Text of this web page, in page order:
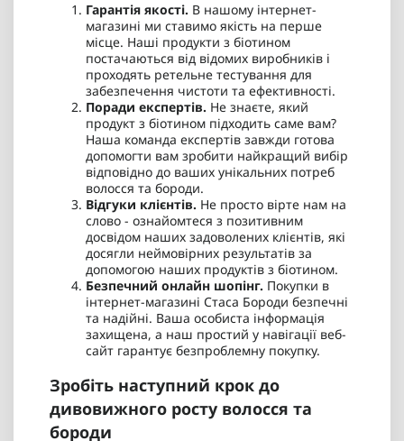
Гарантія якості. В нашому інтернет-
магазині ми ставимо якість на перше
місце. Наші продукти з біотином
постачаються від відомих виробників і
проходять ретельне тестування для
забезпечення чистоти та ефективності.
Поради експертів. Не знаєте, який
продукт з біотином підходить саме вам?
Наша команда експертів завжди готова
допомогти вам зробити найкращий вибір
відповідно до ваших унікальних потреб
волосся та бороди.
Відгуки клієнтів. Не просто вірте нам на
слово - ознайомтеся з позитивним
досвідом наших задоволених клієнтів, які
досягли неймовірних результатів за
допомогою наших продуктів з біотином.
Безпечний онлайн шопінг. Покупки в
інтернет-магазині Стаса Бороди безпечні
та надійні. Ваша особиста інформація
захищена, а наш простий у навігації веб-
сайт гарантує безпроблемну покупку.
Зробіть наступний крок до
дивовижного росту волосся та
бороди